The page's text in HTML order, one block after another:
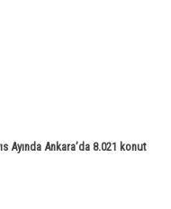
Ayında Ankara’da 8.021 konut